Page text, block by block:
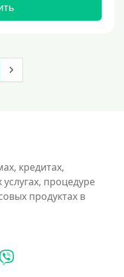
кредитах,
процедуре
продуктах в